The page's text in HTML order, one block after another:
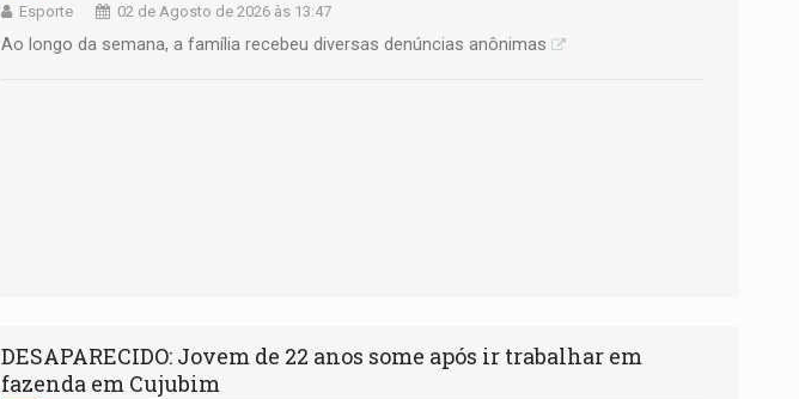
Esporte 02 de Agosto de 2026 às 13:47
Ao longo da semana, a família recebeu diversas denúncias anônimas
DESAPARECIDO: Jovem de 22 anos some após ir trabalhar em
fazenda em Cujubim